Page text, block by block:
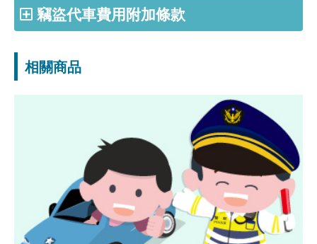
竊盜代車費用附加條款
相關商品